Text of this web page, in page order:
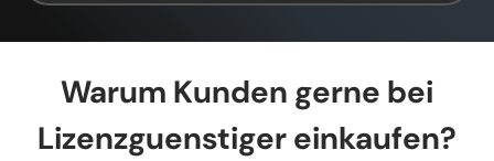
Warum Kunden gerne bei
Lizenzguenstiger einkaufen?